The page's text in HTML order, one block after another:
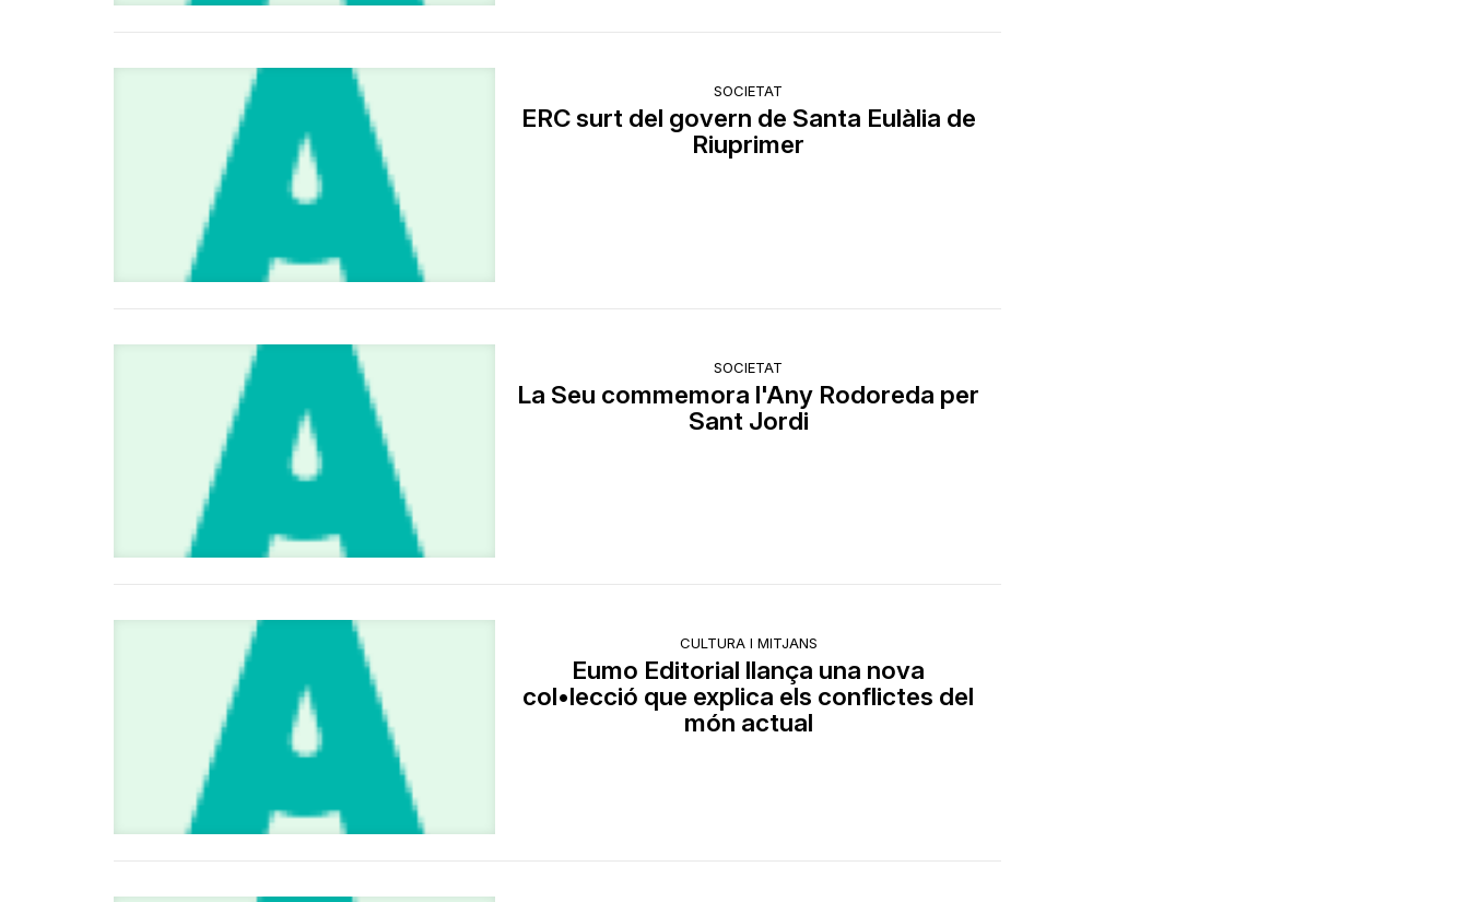
SOCIETAT
ERC surt del govern de Santa Eulàlia de
Riuprimer
SOCIETAT
La Seu commemora l'Any Rodoreda per
Sant Jordi
CULTURA I MITJANS
Eumo Editorial llança una nova
col•lecció que explica els conflictes del
món actual